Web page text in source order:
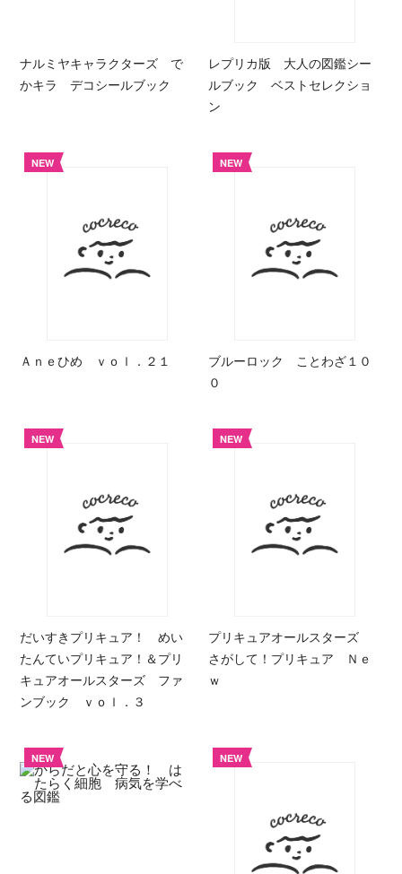
ナルミヤキャラクターズ で
かキラ デコシールブック
レプリカ版 大人の図鑑シー
ルブック ベストセレクショ
ン
NEW
Ａｎｅひめ ｖｏｌ．２１
NEW
ブルーロック ことわざ１０
０
NEW
だいすきプリキュア！ めい
たんていプリキュア！＆プリ
キュアオールスターズ ファ
ンブック ｖｏｌ．３
NEW
プリキュアオールスターズ
さがして！プリキュア Ｎｅ
ｗ
NEW NEW